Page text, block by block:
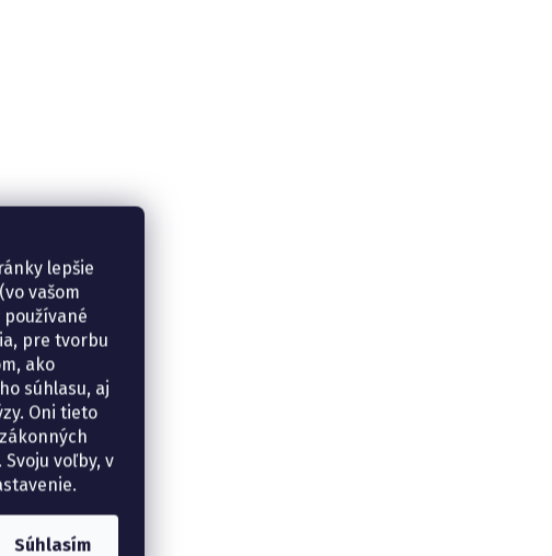
lepšie
vašom
pre tvorbu
ako
súhlasu, aj
Oni tieto
voľby, v
Súhlasím